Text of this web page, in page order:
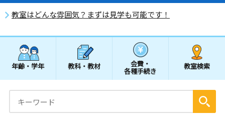
教室はどんな雰囲気？まずは見学も可能です！
年齢・学年 教科・教材 会費・
各種手続き
教室検索